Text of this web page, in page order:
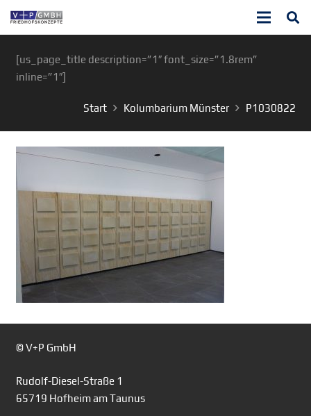
[us_page_title description=”1″ font_size=”1.8rem”
inline=”1″]
Start Kolumbarium Münster P1030822
© V+P GmbH
Rudolf-Diesel-Straße 1
65719 Hofheim am Taunus